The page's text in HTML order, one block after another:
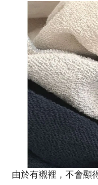
由於有襯裡，不會顯